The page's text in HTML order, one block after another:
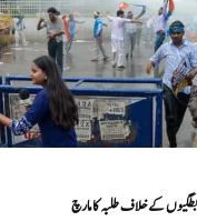
کے خلاف طلبہ کا مارچ